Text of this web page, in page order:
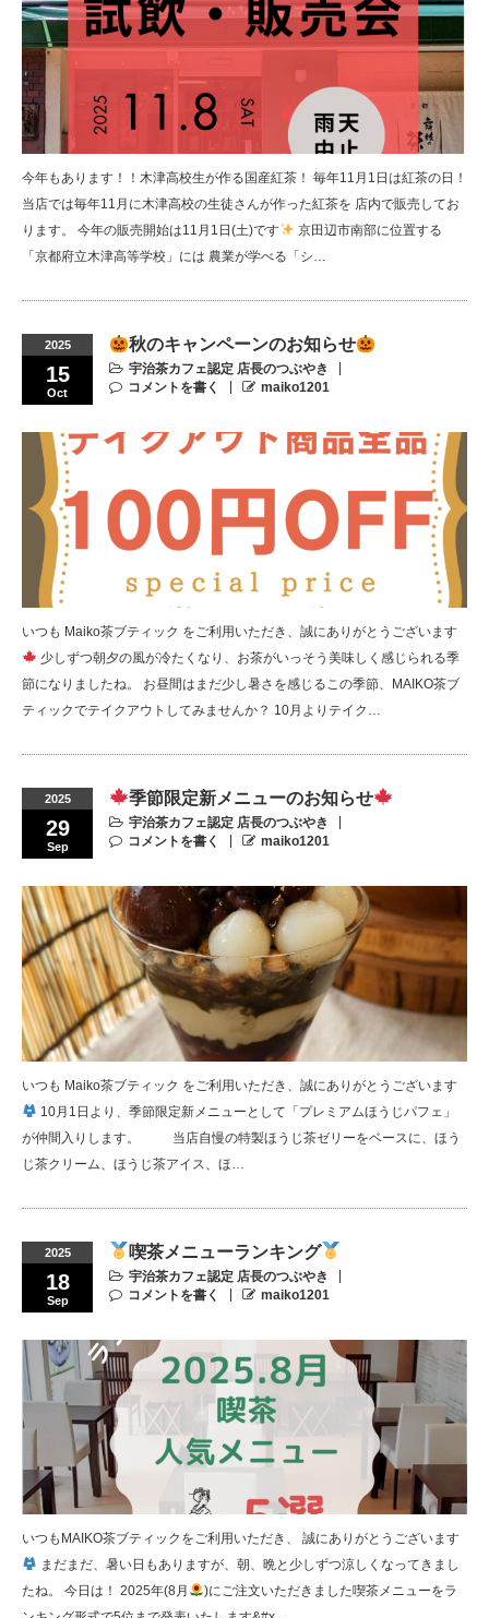
今年もあります！！木津高校生が作る国産紅茶！ 毎年11月1日は紅茶の日！
当店では毎年11月に木津高校の生徒さんが作った紅茶を 店内で販売してお
ります。 今年の販売開始は11月1日(土)です
京田辺市南部に位置する
「京都府立木津高等学校」には 農業が学べる「シ…
2025
15
Oct
秋のキャンペーンのお知らせ
宇治茶カフェ認定 店長のつぶやき
コメントを書く
maiko1201
いつも Maiko茶ブティック をご利用いただき、誠にありがとうございます
少しずつ朝夕の風が冷たくなり、お茶がいっそう美味しく感じられる季
節になりましたね。 お昼間はまだ少し暑さを感じるこの季節、MAIKO茶ブ
ティックでテイクアウトしてみませんか？ 10月よりテイク…
2025
29
Sep
季節限定新メニューのお知らせ
宇治茶カフェ認定 店長のつぶやき
コメントを書く
maiko1201
いつも Maiko茶ブティック をご利用いただき、誠にありがとうございます
10月1日より、季節限定新メニューとして「プレミアムほうじパフェ」
が仲間入りします。 当店自慢の特製ほうじ茶ゼリーをベースに、ほう
じ茶クリーム、ほうじ茶アイス、ほ…
2025
18
Sep
喫茶メニューランキング
宇治茶カフェ認定 店長のつぶやき
コメントを書く
maiko1201
いつもMAIKO茶ブティックをご利用いただき、 誠にありがとうございます
まだまだ、暑い日もありますが、朝、晩と少しずつ涼しくなってきまし
たね。 今日は！ 2025年(8月
)にご注文いただきました喫茶メニューをラ